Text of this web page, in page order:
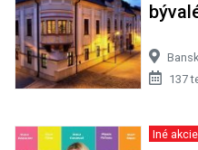
137
Iné